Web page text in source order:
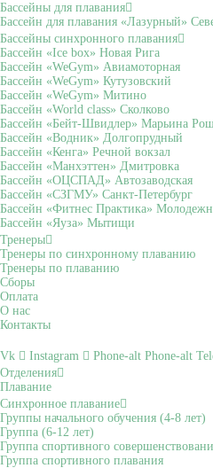
Бассейны для плавания
Бассейн для плавания «Лазурный»
Бассейны синхронного плавания
Бассейн «Ice box» Новая Рига
Бассейн «WeGym» Авиамоторная
Бассейн «WeGym» Кутузовский
Бассейн «WeGym» Митино
Бассейн «World class» Сколково
Бассейн «Бейт-Швидлер» Марьина
Бассейн «Водник» Долгопрудный
Бассейн «Кенга» Речной вокзал
Бассейн «Манхэттен» Дмитровка
Бассейн «ОЦСПАД» Автозаводская
Бассейн «СЗГМУ» Санкт-Петербург
Бассейн «Фитнес Практика»
Бассейн «Яуза» Мытищи
Тренеры
Тренеры по синхронному плаванию
Тренеры по плаванию
Сборы
Оплата
О нас
Контакты
Vk Instagram Phone-alt Phone-alt
Отделения
Плавание
Синхронное плавание
Группы начального обучения (4-8 лет)
Группа (6-12 лет)
Группа спортивного
Группа спортивного плавания